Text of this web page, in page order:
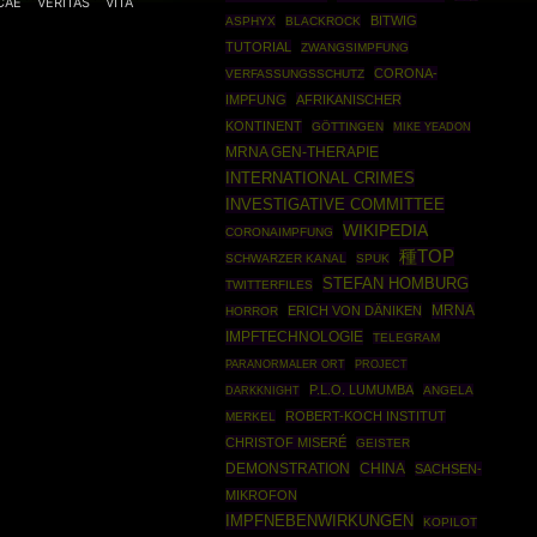
ASPHYX
BLACKROCK
BITWIG
TUTORIAL
ZWANGSIMPFUNG
VERFASSUNGSSCHUTZ
CORONA-
IMPFUNG
AFRIKANISCHER
KONTINENT
GÖTTINGEN MIKE YEADON
MRNA GEN-THERAPIE
INTERNATIONAL CRIMES
INVESTIGATIVE COMMITTEE
CORONAIMPFUNG WIKIPEDIA
SCHWARZER KANAL SPUK 種TOP
TWITTERFILES STEFAN HOMBURG
HORROR ERICH VON DÄNIKEN
MRNA
IMPFTECHNOLOGIE
TELEGRAM
PARANORMALER ORT
PROJECT
DARKKNIGHT
P.L.O. LUMUMBA
ANGELA
MERKEL
ROBERT-KOCH INSTITUT
CHRISTOF MISERÉ
GEISTER
DEMONSTRATION CHINA
SACHSEN-
MIKROFON
IMPFNEBENWIRKUNGEN KOPILOT